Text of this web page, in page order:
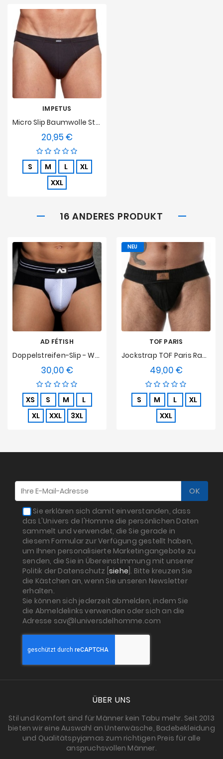
IMPETUS
Micro Slip Baumwolle Stretch - Schwarz
20,95 €
S M L
XL
XXL
16 ANDERES PRODUKT
AD FÉTISH
Doppelstreifen-Slip - Weiß
30,00 €
XS S M
L
XL
XXL 3XL
TOF PARIS
Jockstrap TOF Paris Raw Denim - Schwarz
49,00 €Preis
S M L
XL
XXL
NEU
Sie erklären sich damit einverstanden, dass
das L'Univers de l'Homme die persönlichen Daten
sammelt und verwendet, die Sie gerade in
diesem Formular zur Verfügung gestellt haben,
um Ihnen personalisierte Marketingangebote zu
senden, die Sie in Übereinstimmung mit unserer
Politik der Datenschutz [ siehe ]. Bitte kreuzen Sie
die Kästchen an, wenn Sie unseren Newsletter
erhalten.
Sie können sich jederzeit abmelden, indem Sie
die Abmeldelinks verwenden oder sich an die
Adresse sav@luniversdelhomme.com
ÜBER UNS
Stil und Komfort sind für Männer kein Tabu mehr. Seit 2013
bieten wir eine Auswahl an Unterwäsche, Badebekleidung
und Qualitätspyjamas zum richtigen Preis für alle
anspruchsvollen Männer.